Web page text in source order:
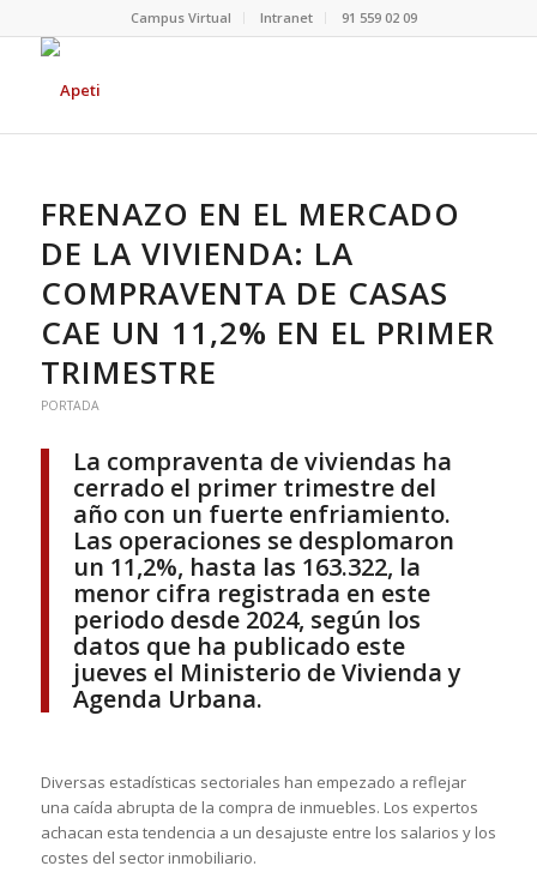
Campus Virtual Intranet 91 559 02 09
FRENAZO EN EL MERCADO
DE LA VIVIENDA: LA
COMPRAVENTA DE CASAS
CAE UN 11,2% EN EL PRIMER
TRIMESTRE
PORTADA
La compraventa de viviendas ha
cerrado el primer trimestre del
año con un fuerte enfriamiento.
Las operaciones se desplomaron
un 11,2%, hasta las 163.322, la
menor cifra registrada en este
periodo desde 2024, según los
datos que ha publicado este
jueves el Ministerio de Vivienda y
Agenda Urbana.
Diversas estadísticas sectoriales han empezado a reflejar
una caída abrupta de la compra de inmuebles. Los expertos
achacan esta tendencia a un desajuste entre los salarios y los
costes del sector inmobiliario.